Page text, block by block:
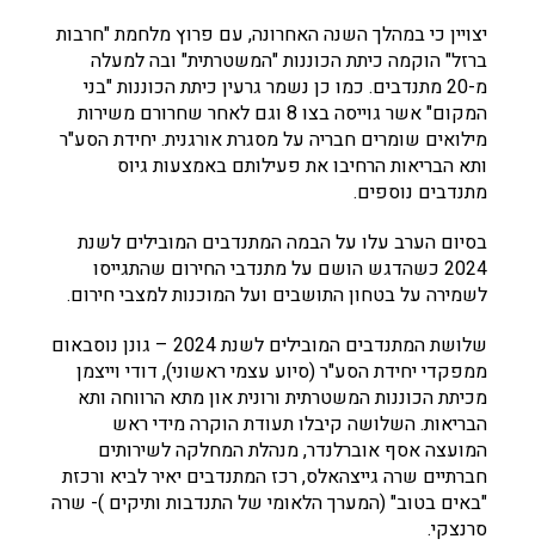
יצויין כי במהלך השנה האחרונה, עם פרוץ מלחמת "חרבות
ברזל" הוקמה כיתת הכוננות "המשטרתית" ובה למעלה
מ-20 מתנדבים. כמו כן נשמר גרעין כיתת הכוננות "בני
המקום" אשר גוייסה בצו 8 וגם לאחר שחרורם משירות
מילואים שומרים חבריה על מסגרת אורגנית. יחידת הסע"ר
ותא הבריאות הרחיבו את פעילותם באמצעות גיוס
מתנדבים נוספים.
בסיום הערב עלו על הבמה המתנדבים המובילים לשנת
2024 כשהדגש הושם על מתנדבי החירום שהתגייסו
לשמירה על בטחון התושבים ועל המוכנות למצבי חירום.
שלושת המתנדבים המובילים לשנת 2024 – גונן נוסבאום
ממפקדי יחידת הסע"ר (סיוע עצמי ראשוני), דודי וייצמן
מכיתת הכוננות המשטרתית ורונית און מתא הרווחה ותא
הבריאות. השלושה קיבלו תעודת הוקרה מידי ראש
המועצה אסף אוברלנדר, מנהלת המחלקה לשירותים
חברתיים שרה גייצהאלס, רכז המתנדבים יאיר לביא ורכזת
"באים בטוב" (המערך הלאומי של התנדבות ותיקים )- שרה
סרנצקי.